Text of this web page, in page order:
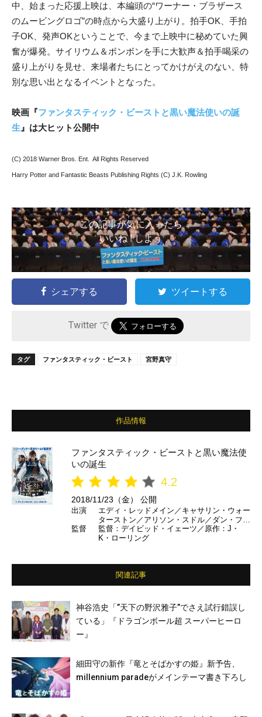
中、始まった応援上映は、本編頭の“ワーナー・ブラザース
のムービングロゴ”の時点から大盛り上がり。拍手OK、手拍
子OK、発声OKということで、今まで上映中に秘めていた興
奮が爆発。サイリウム＆ボンボンを手に大歓声＆拍手喝采の
盛り上がりを見せ、来場者たちにとってかけがえのない、特
別な思い出となるイベントとなった。
映画『ファンタスティック・ビーストと黒い魔法使いの誕
生 』は大ヒット公開中
(C) 2018 Warner Bros. Ent. All Rights Reserved
Harry Potter and Fantastic Beasts Publishing Rights (C) J.K. Rowling
この記事が気に入ったら
いいね ! しよう
シェアする ツイートする
Twitter で
タグ ファンタスティック・ビースト 宮野真守
作品情報
ファンタスティック・ビーストと黒い魔法使
いの誕生
4.2
2018/11/23（金） 公開
出演
エディ・レッドメイン／キャサリン・ウォー
ターストン／アリソン・スドル／ダン・フォ
グラー／エズラ・ミラー／クラウディア・キ
ム／ジュード・ロウ／ジョニー・デップ ほ
田広明／森なな子／江口拓也／大地葉 ほか
監督
監督：デイビッド・イェーツ／原作：J・
K・ローリング
関連記事
神谷浩史「”天下の野沢雅子”でさえ試行錯誤し
ている」『ドラゴンボール超 スーパーヒーロ
ー』
細田守の新作『竜とそばかすの姫』新予告、
millennium paradeがメインテーマ書き下ろし